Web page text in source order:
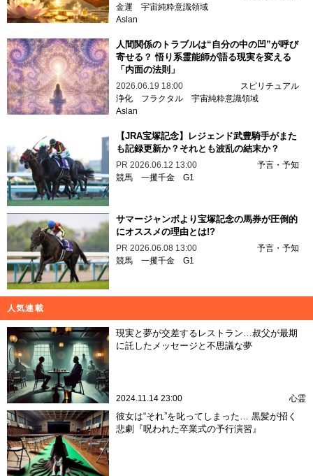
金運 宇宙純粋意識領域
Aslan
人間関係のトラブルは“自分の中の凹”が呼び
寄せる？ 悟り系霊能師が語る現実を変える
「内面の法則」
2026.06.19 18:00
スピリチュアル
浄化
フラクタル 宇宙純粋意識領域
Aslan
【JRA宝塚記念】レジェンド武豊騎手がまた
も記録更新か？それとも波乱の結末か？
PR 2026.06.12 13:00
予言・予知
競馬 一攫千金 G1
サマージャンボより宝塚記念の馬券が圧倒的
にオススメの理由とは!?
PR 2026.06.08 13:00
予言・予知
競馬 一攫千金 G1
人気連載
現実と夢が交差するレストラン…叔父が最期
に託したメッセージと不思議な夢
2024.11.14 23:00 心霊
彼女は“それ”を叱ってしまった… 黒髪が招く
悲劇『呪われた卒業式の予行演習』